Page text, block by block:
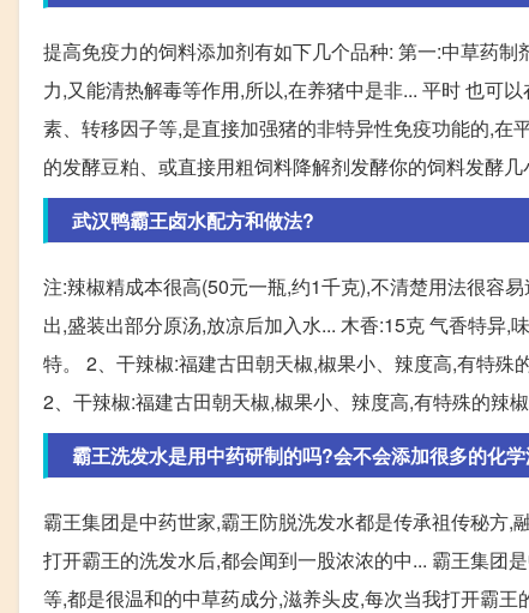
提高免疫力的饲料添加剂有如下几个品种: 第一:中草药
力,又能清热解毒等作用,所以,在养猪中是非... 平时 也可
素、转移因子等,是直接加强猪的非特异性免疫功能的,在
的发酵豆粕、或直接用粗饲料降解剂发酵你的饲料发酵
武汉鸭霸王卤水配方和做法?
注:辣椒精成本很高(50元一瓶,约1千克),不清楚用法很容
出,盛装出部分原汤,放凉后加入水... 木香:15克 气香特异,
特。 2、干辣椒:福建古田朝天椒,椒果小、辣度高,有特殊
2、干辣椒:福建古田朝天椒,椒果小、辣度高,有特殊的辣
霸王洗发水是用中药研制的吗?会不会添加很多的化
霸王集团是中药世家,霸王防脱洗发水都是传承祖传秘方
打开霸王的洗发水后,都会闻到一股浓浓的中... 霸王集团
等,都是很温和的中草药成分,滋养头皮,每次当我打开霸王